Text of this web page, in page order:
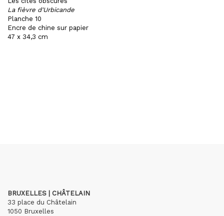
La fièvre d'Urbicande
Planche 10
Encre de chine sur papier
47 x 34,3 cm
BRUXELLES | CHÂTELAIN
33 place du Châtelain
1050 Bruxelles